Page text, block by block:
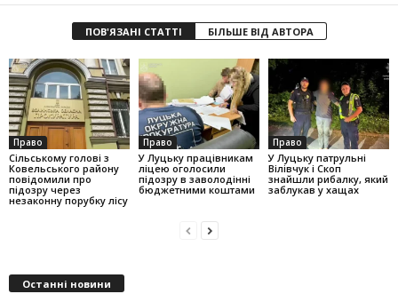
ПОВ'ЯЗАНІ СТАТТІ БІЛЬШЕ ВІД АВТОРА
Право
Сільському голові з
Ковельського району
повідомили про
підозру через
незаконну порубку лісу
Право
У Луцьку працівникам
ліцею оголосили
підозру в заволодінні
бюджетними коштами
Право
У Луцьку патрульні
Вілівчук і Скоп
знайшли рибалку, який
заблукав у хащах
Останні новини